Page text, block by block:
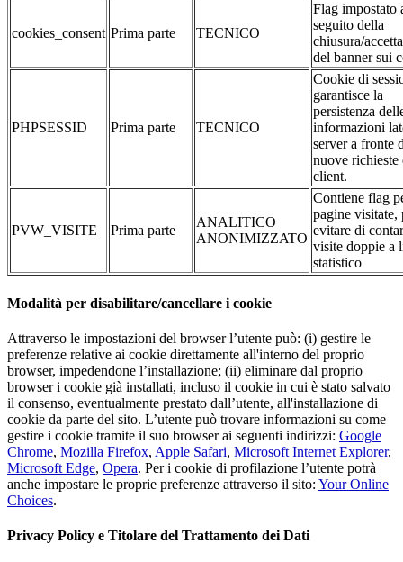
cookies_consent Prima parte TECNICO
Flag impostato
seguito della
chiusura/
del banner sui
PHPSESSID Prima parte TECNICO
Cookie di
garantisce la
persistenza
informazioni
server a fronte
nuove richieste
client.
PVW_VISITE Prima parte
ANALITICO
ANONIMIZZATO
Contiene flag
pagine visitate,
evitare di
visite doppie a
statistico
Modalità per disabilitare/cancellare i cookie
Attraverso le impostazioni del browser l’utente può: (i) gestire le
preferenze relative ai cookie direttamente all'interno del proprio
browser, impedendone l’installazione; (ii) eliminare dal proprio
browser i cookie già installati, incluso il cookie in cui è stato salvato
il consenso, eventualmente prestato dall’utente, all'installazione di
cookie da parte del sito. L’utente può trovare informazioni su come
gestire i cookie tramite il suo browser ai seguenti indirizzi: Google
Chrome, Mozilla Firefox, Apple Safari, Microsoft Internet Explorer,
Microsoft Edge, Opera. Per i cookie di profilazione l’utente potrà
anche impostare le proprie preferenze attraverso il sito: Your Online
Choices.
Privacy Policy e Titolare del Trattamento dei Dati